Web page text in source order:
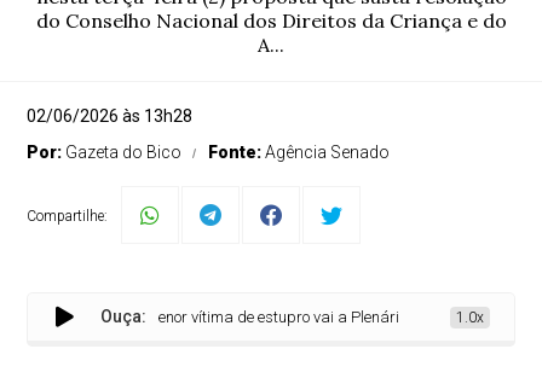
do Conselho Nacional dos Direitos da Criança e do
A...
02/06/2026 às 13h28
Por: Gazeta do Bico Fonte:Agência Senado
Compartilhe:
Ouça:
aborto de menor vítima de estupro vai a Plenário 1.0x